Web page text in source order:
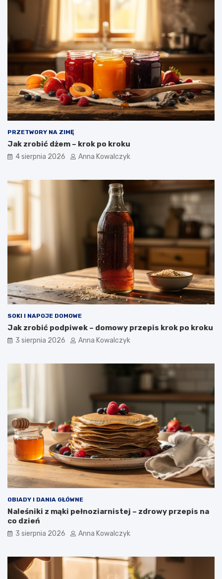
PRZETWORY NA ZIMĘ
Jak zrobić dżem – krok po kroku
4 sierpnia 2026 Anna Kowalczyk
SOKI I NAPOJE DOMOWE
Jak zrobić podpiwek – domowy przepis krok po kroku
3 sierpnia 2026 Anna Kowalczyk
OBIADY I DANIA GŁÓWNE
Naleśniki z mąki pełnoziarnistej – zdrowy przepis na
co dzień
3 sierpnia 2026 Anna Kowalczyk